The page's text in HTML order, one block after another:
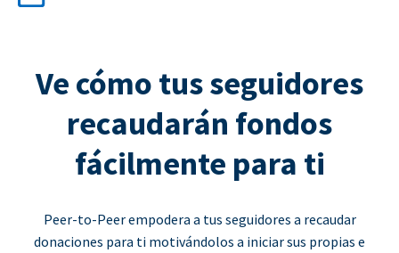
Ve cómo tus seguidores
recaudarán fondos
fácilmente para ti
Peer-to-Peer empodera a tus seguidores a recaudar
donaciones para ti motivándolos a iniciar sus propias e